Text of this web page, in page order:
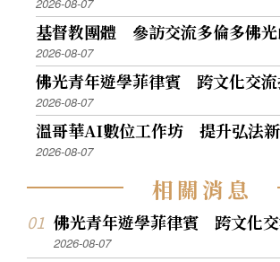
2026-08-07
基督教團體 參訪交流多倫多佛光
2026-08-07
佛光青年遊學菲律賓 跨文化交
2026-08-07
溫哥華AI數位工作坊 提升弘法
2026-08-07
相關消息
佛光青年遊學菲律賓 跨文化
2026-08-07